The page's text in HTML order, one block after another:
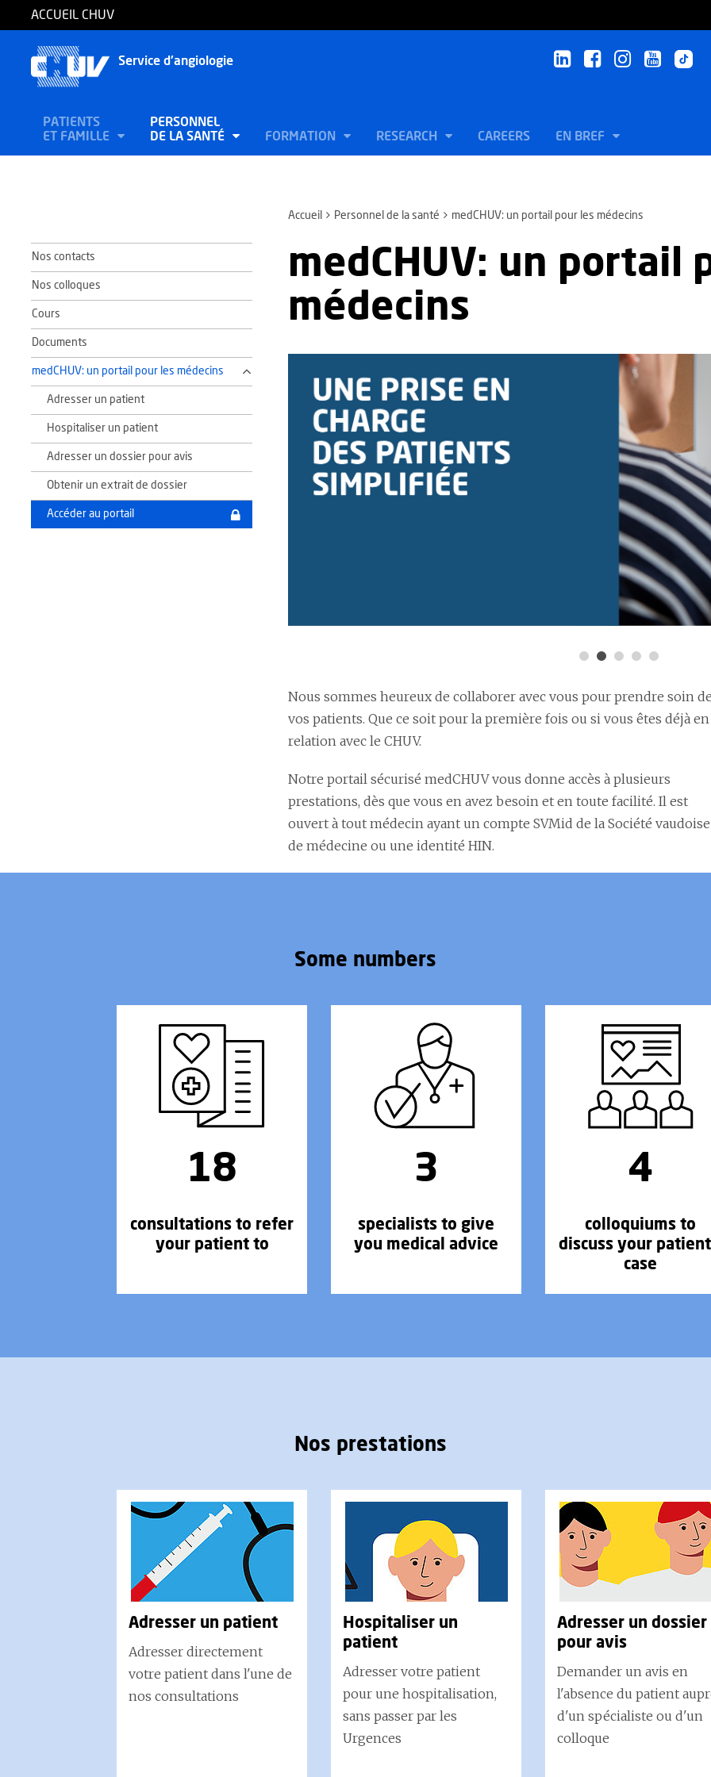
ACCUEIL CHUV
Service d'angiologie
PATIENTS
ET FAMILLE
PERSONNEL
DE LA SANTÉ
FORMATION RESEARCH CAREERS EN BREF
Accueil Personnel de la santé medCHUV: un portail pour les médecins
Nos contacts
Nos colloques
Cours
Documents
medCHUV: un portail pour les médecins
Adresser un patient
Hospitaliser un patient
Adresser un dossier pour avis
Obtenir un extrait de dossier
Accéder au portail
medCHUV: un portail
médecins
Nous sommes heureux de collaborer avec vous pour prendre soin
vos patients. Que ce soit pour la première fois ou si vous êtes déjà en
relation avec le CHUV.
Notre portail sécurisé medCHUV vous donne accès à plusieurs
prestations, dès que vous en avez besoin et en toute facilité. Il est
ouvert à tout médecin ayant un compte SVMid de la Société vaudoise
de médecine ou une identité HIN.
Some numbers
18
consultations to refer
your patient to
3
specialists to give
you medical advice
4
colloquiums to
discuss your
case
Nos prestations
Adresser un patient
Adresser directement
votre patient dans l'une de
nos consultations
Hospitaliser un
patient
Adresser votre patient
pour une hospitalisation,
sans passer par les
Urgences
Adresser un dossier
pour avis
Demander un avis en
l'absence du patient
d'un spécialiste ou d'un
colloque